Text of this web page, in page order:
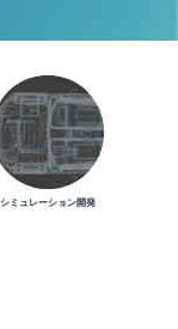
シミュレーション開発